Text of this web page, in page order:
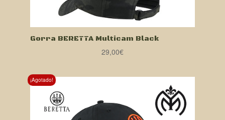
Gorra BERETTA Multicam Black
29,00€
¡Agotado!